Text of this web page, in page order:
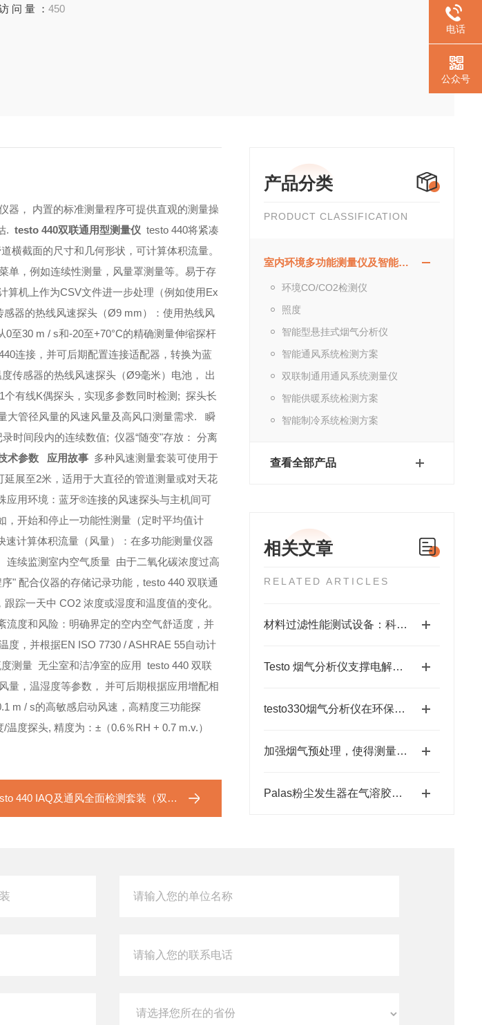
问 量 ：450
产品分类
PRODUCT CLASSIFICATION
室内环境多功能测量仪及智能检测方案
环境CO/CO2检测仪
照度
智能型悬挂式烟气分析仪
智能通风系统检测方案
双联制通用通风系统测量仪
智能供暖系统检测方案
智能制冷系统检测方案
查看全部产品
相关文章
RELATED ARTICLES
材料过滤性能测试设备：科研与工业应用的关键工具
Testo 烟气分析仪支撑电解铝行业减排量化、碳市场履约与工艺升级
testo330烟气分析仪在环保事业中发挥重要作用
加强烟气预处理，使得测量数据更精准
Palas粉尘发生器在气溶胶研究与过滤器测试中的关键作用
器， 内置的标准测量程序可提供直观的测量操
. testo 440双联通用型测量仪 testo 440将紧凑
横截面的尺寸和几何形状，可计算体积流量。
单，例如连续性测量，风量罩测量等。 易于存
算机上作为CSV文件进一步处理（例如使用Ex
感器的热线风速探头（Ø9 mm）： 使用热线风
至30 m / s和-20至+70°C的精确测量伸缩探杆
连接，并可后期配置连接适配器，转换为蓝
传感器的热线风速探头（Ø9毫米） 电池， 出
有线K偶探头，实现多参数同时检测; 探头长
大管径风量的风速风量及高风口测量需求.
瞬
时间段内的连续数值; 仪器“随变"存放： 分离
术参数 应用故事 多种风速测量套装可使用于
展至2米，适用于大直径的管道测量或对天花
应用环境：蓝牙®连接的风速探头与主机间可
，开始和停止一功能性测量（定时平均值计
速计算体积流量（风量）：在多功能测量仪器
连续监测室内空气质量 由于二氧化碳浓度过高
" 配合仪器的存储记录功能，testo 440 双联通
踪一天中 CO2 浓度或湿度和温度值的变化。
流度和风险：明确界定的空内空气舒适度，并
度，并根据EN ISO 7730 / ASHRAE 55自动计
测量 无尘室和洁净室的应用 testo 440 双联
量，温湿度等参数， 并可后期根据应用增配相
m / s的高敏感启动风速，高精度三功能探
度探头, 精度为：±（0.6％RH + 0.7 m.v.）
440 IAQ及通风全面检测套装（双联）
电话
公众号